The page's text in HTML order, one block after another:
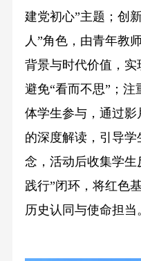
建党初心”主题；创
人”角色，由青年教
背景与时代价值，实
避免“看而不思”；注
体学生参与，通过
的深度解读，引导
念，活动后收集学
践行”闭环，将红色
历史认同与使命担当